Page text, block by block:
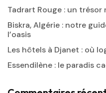
Tadrart Rouge : un
Biskra, Algérie : notre
l’oasis
Les hôtels à Djanet : où
Essendilène : le paradis